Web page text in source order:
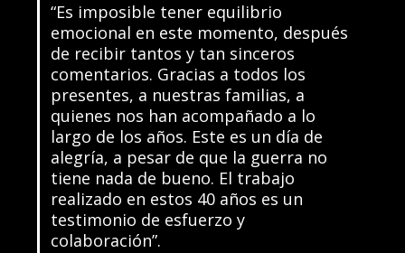
“Es imposible tener equilibrio
emocional en este momento, después
de recibir tantos y tan sinceros
comentarios. Gracias a todos los
presentes, a nuestras familias, a
quienes nos han acompañado a lo
largo de los años. Este es un día de
alegría, a pesar de que la guerra no
tiene nada de bueno. El trabajo
realizado en estos 40 años es un
testimonio de esfuerzo y
colaboración”.